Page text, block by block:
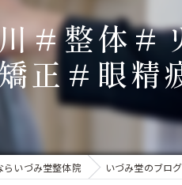
盤矯正）
コース
レーニング
整体＃
正＃眼精
らいづみ堂整体院 いづみ堂のブログ